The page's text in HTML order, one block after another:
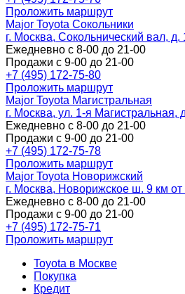
Проложить маршрут
Major Toyota Сокольники
г. Москва, Сокольнический вал, д.
Ежедневно с 8-00 до 21-00
Продажи с 9-00 до 21-00
+7 (495) 172-75-80
Проложить маршрут
Major Toyota Магистральная
г. Москва, ул. 1-я Магистральная,
Ежедневно с 8-00 до 21-00
Продажи с 9-00 до 21-00
+7 (495) 172-75-78
Проложить маршрут
Major Toyota Новорижский
г. Москва, Новорижское ш. 9 км
Ежедневно с 8-00 до 21-00
Продажи с 9-00 до 21-00
+7 (495) 172-75-71
Проложить маршрут
Toyota в Москве
Покупка
Кредит